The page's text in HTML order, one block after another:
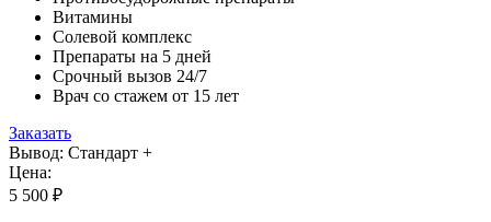
Витамины
Солевой комплекс
Препараты на 5 дней
Срочный вызов 24/7
Врач со стажем от 15 лет
Заказать
Вывод: Стандарт +
Цена:
5 500 ₽